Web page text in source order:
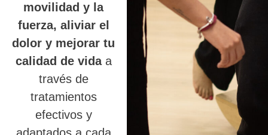
movilidad y la
fuerza, aliviar el
dolor y mejorar tu
calidad de vidaa
través de
tratamientos
efectivos y